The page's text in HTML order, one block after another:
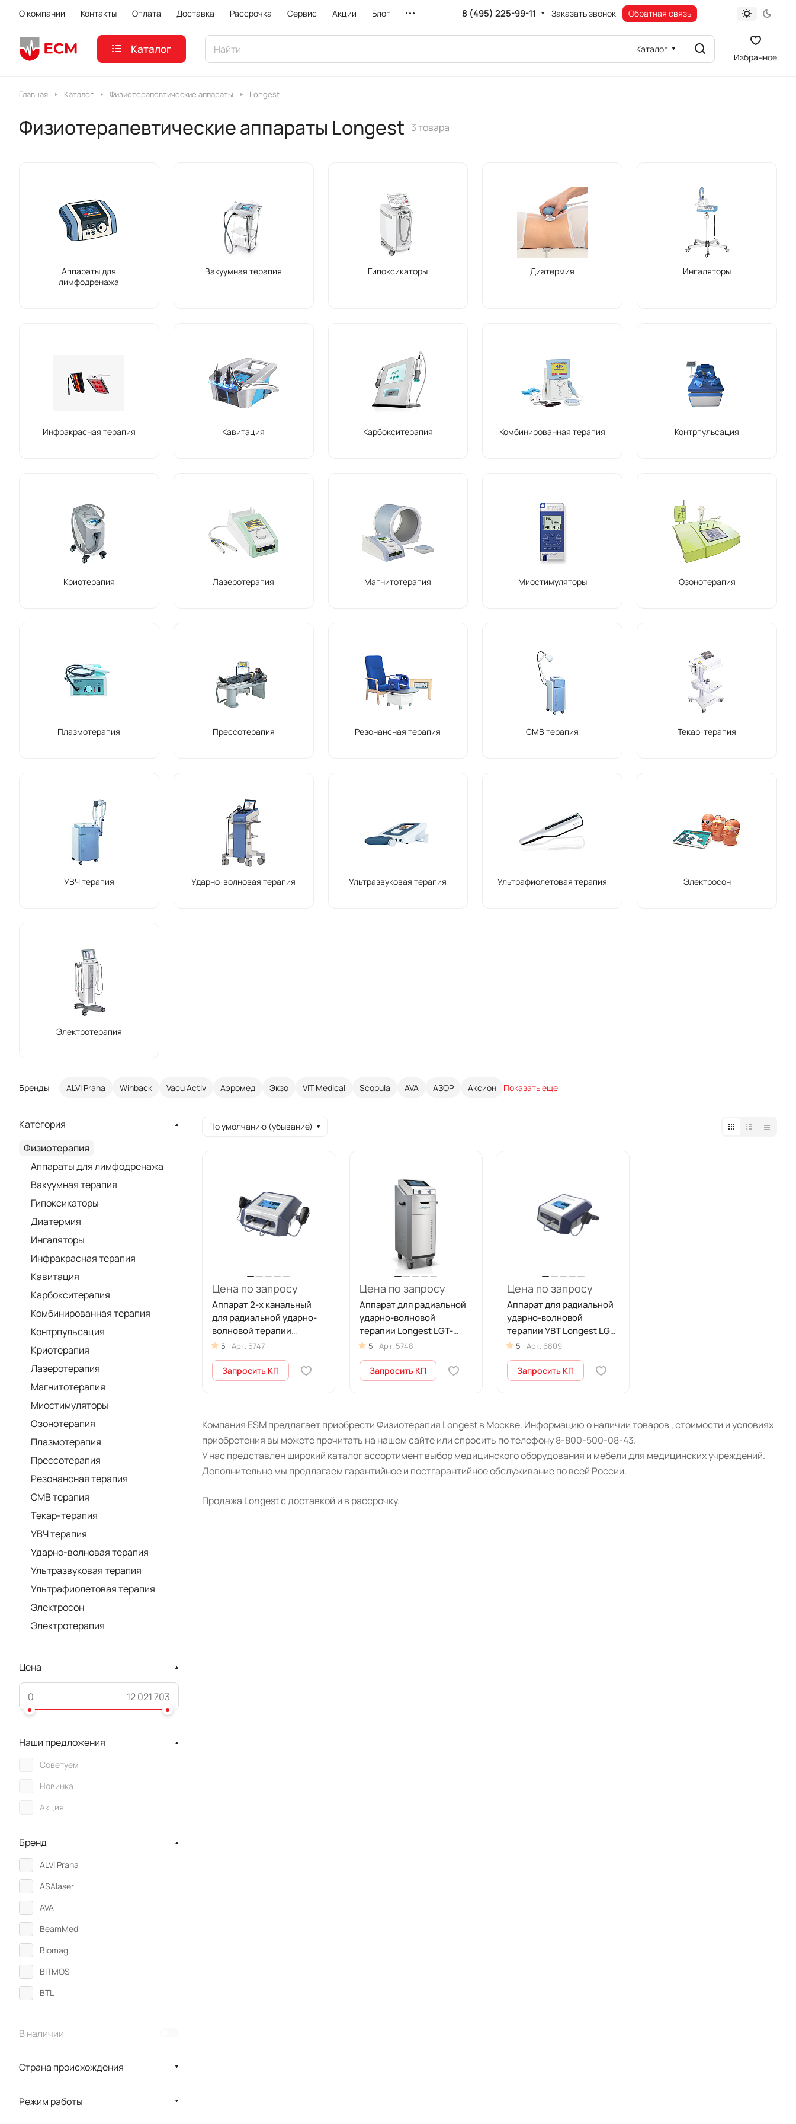
О компании Контакты Оплата Доставка Рассрочка Сервис Акции Блог 8 (495) 225-99-11 Заказать звонок Обратная связь
Каталог Каталог
Избранное
Главная Каталог Физиотерапевтические аппараты Longest
Физиотерапевтические аппараты Longest 3 товара
Аппараты для
лимфодренажа
Вакуумная терапия Гипоксикаторы Диатермия Ингаляторы
Инфракрасная терапия Кавитация Карбокситерапия Комбинированная терапия Контрпульсация
Криотерапия Лазеротерапия Магнитотерапия Миостимуляторы Озонотерапия
Плазмотерапия Прессотерапия Резонансная терапия СМВ терапия Текар-терапия
УВЧ терапия Ударно-волновая терапия Ультразвуковая терапия Ультрафиолетовая терапия Электросон
Электротерапия
Бренды ALVI Praha Winback Vacu Activ Аэромед Экзо VIT Medical Scopula AVA АЗОР Аксион Показать еще
По умолчанию (убывание)
Цена по запросу
Аппарат 2-х канальный
для радиальной ударно-
волновой терапии
Longest LGT-2500S Plus
5 Арт. 5747
Запросить КП
Цена по запросу
Аппарат для радиальной
ударно-волновой
терапии Longest LGT-
2510B
5 Арт. 5748
Запросить КП
Цена по запросу
Аппарат для радиальной
ударно-волновой
терапии УВТ Longest LGT-
2500S
5 Арт. 6809
Запросить КП
Компания ESM предлагает приобрести Физиотерапия Longest в Москве. Информацию о наличии товаров , стоимости и условиях
приобретения вы можете прочитать на нашем сайте или спросить по телефону 8-800-500-08-43.
У нас представлен широкий каталог ассортимент выбор медицинского оборудования и мебели для медицинских учреждений.
Дополнительно мы предлагаем гарантийное и постгарантийное обслуживание по всей России.
Продажа Longest с доставкой и в рассрочку.
Категория
Физиотерапия
Аппараты для лимфодренажа
Вакуумная терапия
Гипоксикаторы
Диатермия
Ингаляторы
Инфракрасная терапия
Кавитация
Карбокситерапия
Комбинированная терапия
Контрпульсация
Криотерапия
Лазеротерапия
Магнитотерапия
Миостимуляторы
Озонотерапия
Плазмотерапия
Прессотерапия
Резонансная терапия
СМВ терапия
Текар-терапия
УВЧ терапия
Ударно-волновая терапия
Ультразвуковая терапия
Ультрафиолетовая терапия
Электросон
Электротерапия
Цена
Наши предложения
Советуем
Новинка
Акция
Бренд
ALVI Praha
ASAlaser
AVA
BeamMed
Biomag
BITMOS
BTL
CHATTANOOGA
Enraf-Nonius
В наличии
Страна происхождения
Режим работы